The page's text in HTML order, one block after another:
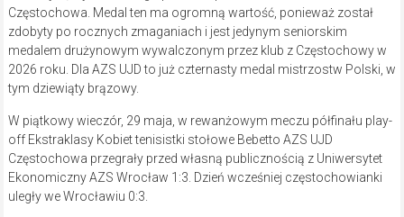
Częstochowa. Medal ten ma ogromną wartość, ponieważ został
zdobyty po rocznych zmaganiach i jest jedynym seniorskim
medalem drużynowym wywalczonym przez klub z Częstochowy w
2026 roku. Dla AZS UJD to już czternasty medal mistrzostw Polski, w
tym dziewiąty brązowy.
W piątkowy wieczór, 29 maja, w rewanżowym meczu półfinału play-
off Ekstraklasy Kobiet tenisistki stołowe Bebetto AZS UJD
Częstochowa przegrały przed własną publicznością z Uniwersytet
Ekonomiczny AZS Wrocław 1:3. Dzień wcześniej częstochowianki
uległy we Wrocławiu 0:3.